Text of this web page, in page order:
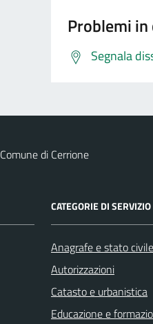
Problemi
Segnala
Comune di Cerrione
CATEGORIE DI SERVIZIO
Anagrafe e stato civile
Autorizzazioni
Catasto e urbanistica
Educazione e